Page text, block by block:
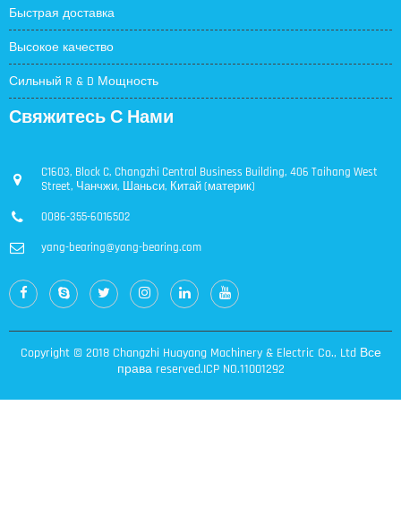
Быстрая доставка
Высокое качество
Сильный R & D Мощность
Свяжитесь С Нами
C1603, Block C, Changzhi Central Business Building, 406 Taihang West
Street, Чанчжи, Шаньси, Китай (материк)
0086-355-6016502
yang-bearing@yang-bearing.com
Copyright © 2018 Changzhi Huayang Machinery & Electric Co., Ltd Все
права reserved.ICP NO.11001292